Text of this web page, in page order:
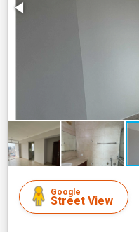
Google
Street View